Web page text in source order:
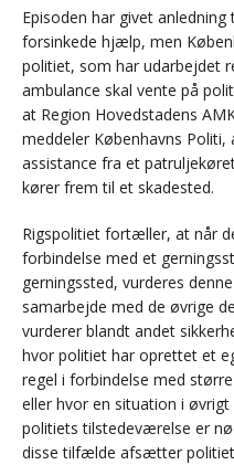
Episoden har givet
forsinkede hjælp, men
politiet, som har udarbejdet
ambulance skal vente på
at Region Hovedstadens
meddeler Københavns
assistance fra et
kører frem til et skadested.
Rigspolitiet fortæller, at når
forbindelse med et
gerningssted, vurderes
samarbejde med de øvrige
vurderer blandt andet
hvor politiet har oprettet et
regel i forbindelse med
eller hvor en situation i
politiets tilstedeværelse er
disse tilfælde afsætter